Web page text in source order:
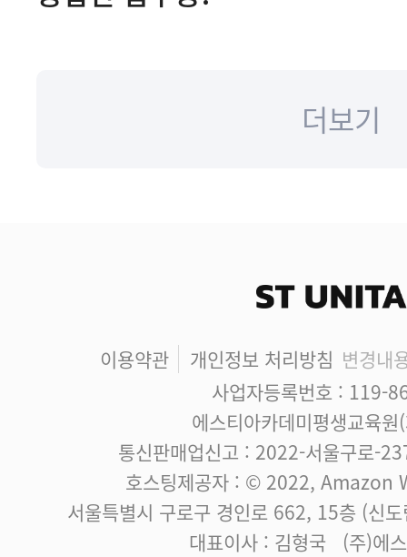
더보기
이용약관 개인정보 처리방침 변경내
사업자등록번호 : 119-
에스티아카데미평생교육
통신판매업신고 : 2022-서울구로-
호스팅제공자 : © 2022, Amazon
서울특별시 구로구 경인로 662, 15층 (신
대표이사 : 김형국 (주)에